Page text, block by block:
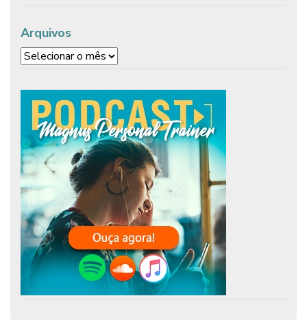
Arquivos
Arquivos